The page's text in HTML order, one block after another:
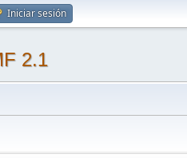
Iniciar sesión
2.1